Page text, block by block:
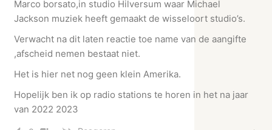
Marco borsato,in studio Hilversum waar Michael
Jackson muziek heeft gemaakt de wisseloort studio’s.
Verwacht na dit laten reactie toe name van de aangifte
,afscheid nemen bestaat niet.
Het is hier net nog geen klein Amerika.
Hopelijk ben ik op radio stations te horen in het na jaar
van 2022 2023